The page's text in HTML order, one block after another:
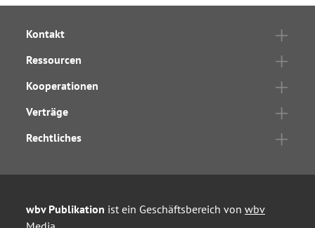
Kontakt
Ressourcen
Kooperationen
Verträge
Rechtliches
wbv Publikation ist ein Geschäftsbereich von wbv